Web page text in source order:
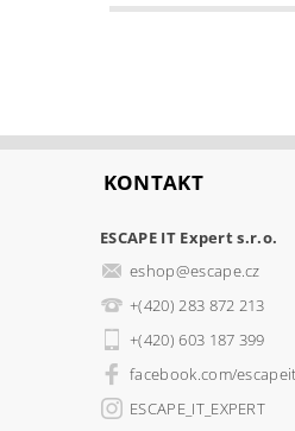
KONTAKT
ESCAPE IT Expert s.r.o.
eshop@escape.cz
+(420) 283 872 213
+(420) 603 187 399
facebook.com/
ESCAPE_IT_EXPERT